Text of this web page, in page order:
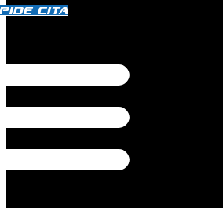
CITA